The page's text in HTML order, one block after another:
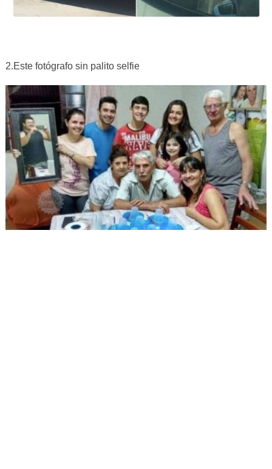
2.Este fotógrafo sin palito selfie